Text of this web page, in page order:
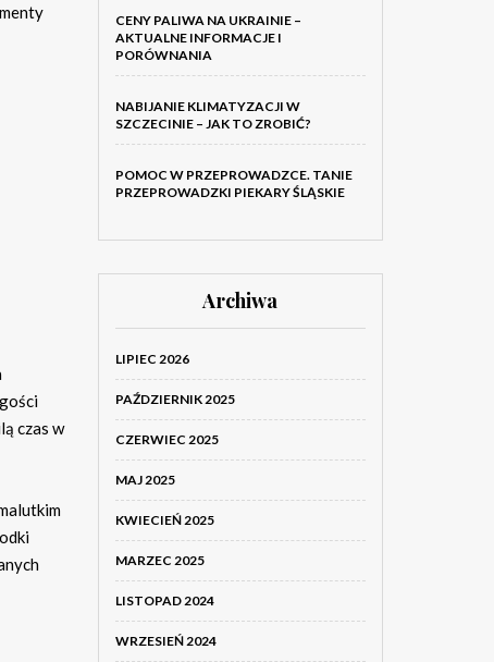
czas w
CENY PALIWA NA UKRAINIE –
AKTUALNE INFORMACJE I
PORÓWNANIA
NABIJANIE KLIMATYZACJI W
SZCZECINIE – JAK TO ZROBIĆ?
POMOC W PRZEPROWADZCE. TANIE
PRZEPROWADZKI PIEKARY ŚLĄSKIE
Archiwa
LIPIEC 2026
PAŹDZIERNIK 2025
CZERWIEC 2025
MAJ 2025
KWIECIEŃ 2025
MARZEC 2025
LISTOPAD 2024
WRZESIEŃ 2024